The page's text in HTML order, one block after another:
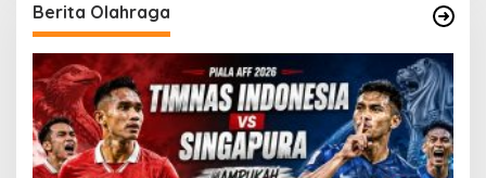
Berita Olahraga